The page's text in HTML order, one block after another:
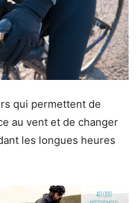
qui permettent de
au vent et de changer
les longues heures